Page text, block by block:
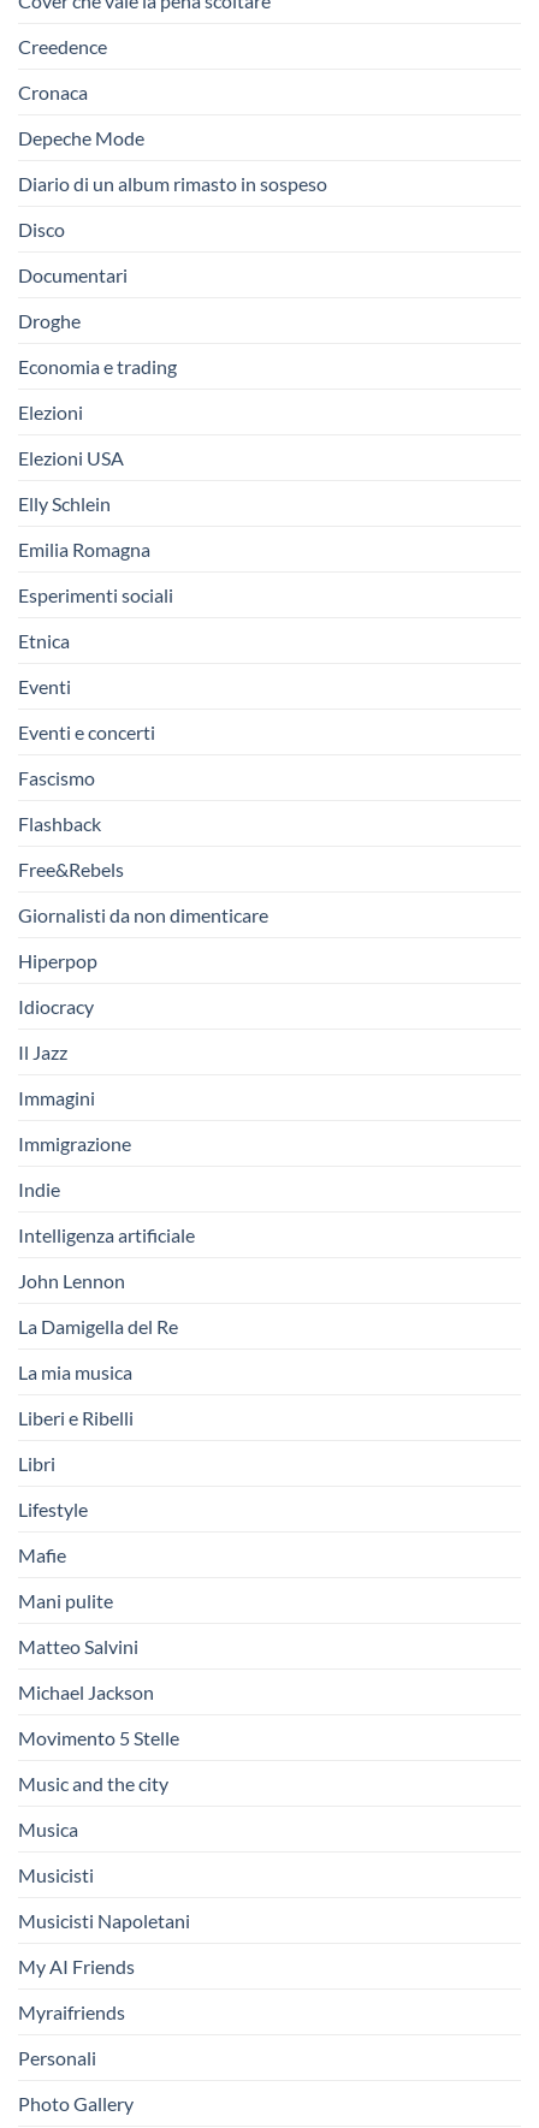
Creedence
Cronaca
Depeche Mode
Diario di un album rimasto in sospeso
Disco
Documentari
Droghe
Economia e trading
Elezioni
Elezioni USA
Elly Schlein
Emilia Romagna
Esperimenti sociali
Etnica
Eventi
Eventi e concerti
Fascismo
Flashback
Free&Rebels
Giornalisti da non dimenticare
Hiperpop
Idiocracy
Il Jazz
Immagini
Immigrazione
Indie
Intelligenza artificiale
John Lennon
La Damigella del Re
La mia musica
Liberi e Ribelli
Libri
Lifestyle
Mafie
Mani pulite
Matteo Salvini
Michael Jackson
Movimento 5 Stelle
Music and the city
Musica
Musicisti
Musicisti Napoletani
My AI Friends
Myraifriends
Personali
Photo Gallery